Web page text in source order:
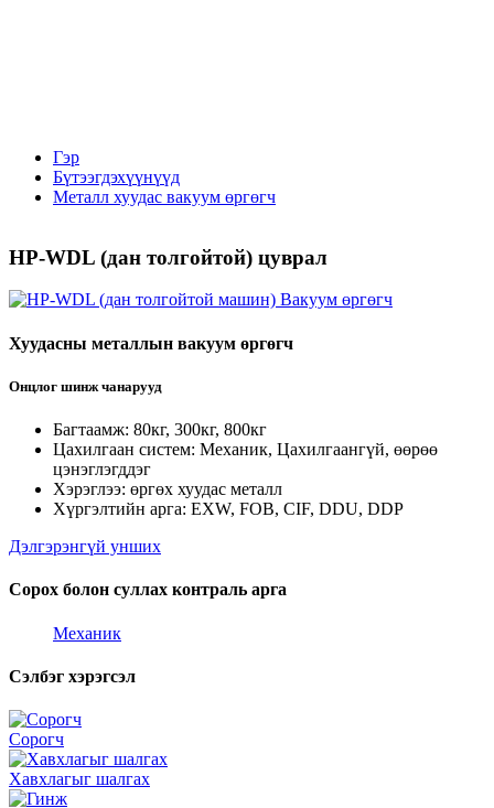
Гэр
Бүтээгдэхүүнүүд
Металл хуудас вакуум өргөгч
HP-WDL (дан толгойтой) цуврал
Хуудасны металлын вакуум өргөгч
Онцлог шинж чанарууд
Багтаамж: 80кг, 300кг, 800кг
Цахилгаан систем: Механик, Цахилгаангүй, өөрөө
цэнэглэгддэг
Хэрэглээ: өргөх хуудас металл
Хүргэлтийн арга: EXW, FOB, CIF, DDU, DDP
Дэлгэрэнгүй унших
Сорох болон суллах контраль арга
Механик
Сэлбэг хэрэгсэл
Сорогч
Хавхлагыг шалгах